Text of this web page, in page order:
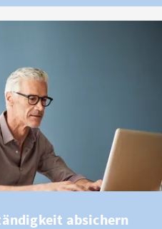
absichern